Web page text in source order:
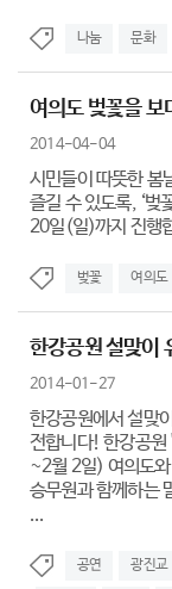
나눔 문화
여의도 벚꽃을 보
2014-04-04
시민들이 따뜻한 봄
즐길 수 있도록, ‘벚
20일(일)까지 진행
벚꽃 여의도
한강공원 설맞이
2014-01-27
한강공원에서 설맞
전합니다! 한강공
~2월 2일) 여의도
승무원과 함께하는
...
공연 광진교